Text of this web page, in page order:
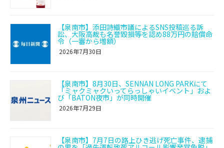
【泉南市】添田詩織市議によるSNS投稿巡る訴
訟、大阪高裁も名誉毀損等を認め88万円の賠償命
令（一審から増額）
2026年7月30日
【泉南市】8月30日、SENNAN LONG PARKにて
「ミャクミャクいってらっしゃいイベント」およ
び「BATON夜市」が同時開催
2026年7月29日
【泉南市】7月7日の路上ひき逃げ死亡事件、逮捕